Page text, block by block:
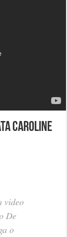
Caroline
video
De
o